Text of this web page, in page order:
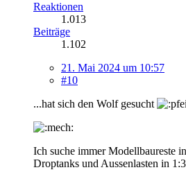
Reaktionen
1.013
Beiträge
1.102
21. Mai 2024 um 10:57
#10
...hat sich den Wolf gesucht
Ich suche immer Modellbaureste
Droptanks und Aussenlasten in